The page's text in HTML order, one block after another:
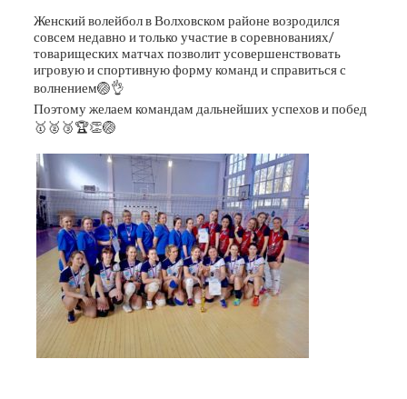
Женский волейбол в Волховском районе возродился
совсем недавно и только участие в соревнованиях/
товарищеских матчах позволит усовершенствовать
игровую и спортивную форму команд и справиться с
волнением🏐👌
Поэтому желаем командам дальнейших успехов и побед
🥇🥈🥉🏆👏🏐